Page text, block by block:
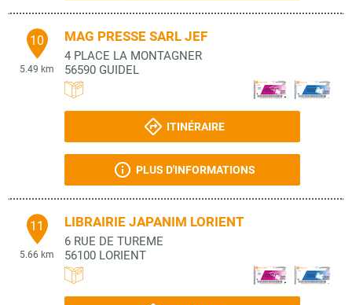
10
5.49 km
MAG PRESSE SARL JEF
4 PLACE LA MONTAGNER
56590 GUIDEL
ITINÉRAIRE
PLUS D'INFORMATIONS
11
5.66 km
LIBRAIRIE JAPANIM LORIENT
6 RUE DE TUREME
56100 LORIENT